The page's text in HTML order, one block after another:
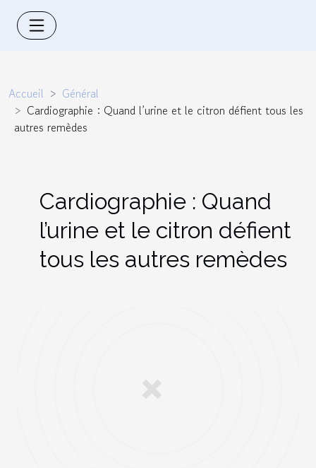
Accueil
Général
Cardiographie : Quand l’urine et le citron défient tous les
autres remèdes
Cardiographie : Quand
l’urine et le citron défient
tous les autres remèdes